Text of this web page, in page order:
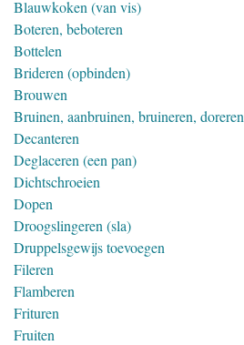
Blauwkoken (van vis)
Boteren, beboteren
Bottelen
Brideren (opbinden)
Brouwen
Bruinen, aanbruinen, bruineren, doreren
Decanteren
Deglaceren (een pan)
Dichtschroeien
Dopen
Droogslingeren (sla)
Druppelsgewijs toevoegen
Fileren
Flamberen
Frituren
Fruiten